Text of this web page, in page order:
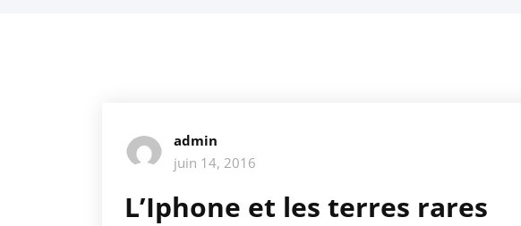
admin
juin 14, 2016
L’Iphone et les terres rares